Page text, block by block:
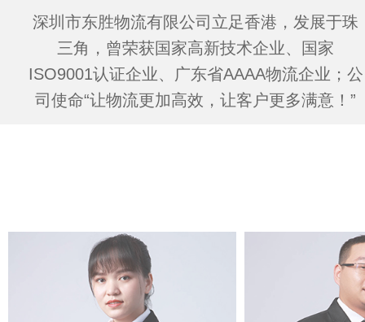
深圳市东胜物流有限公司立足香港，发展于珠
三角，曾荣获国家高新技术企业、国家
ISO9001认证企业、广东省AAAA物流企业；公
司使命“让物流更加高效，让客户更多满意！”